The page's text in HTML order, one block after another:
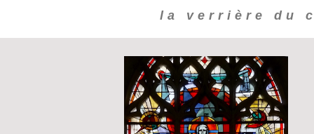
la verrière du